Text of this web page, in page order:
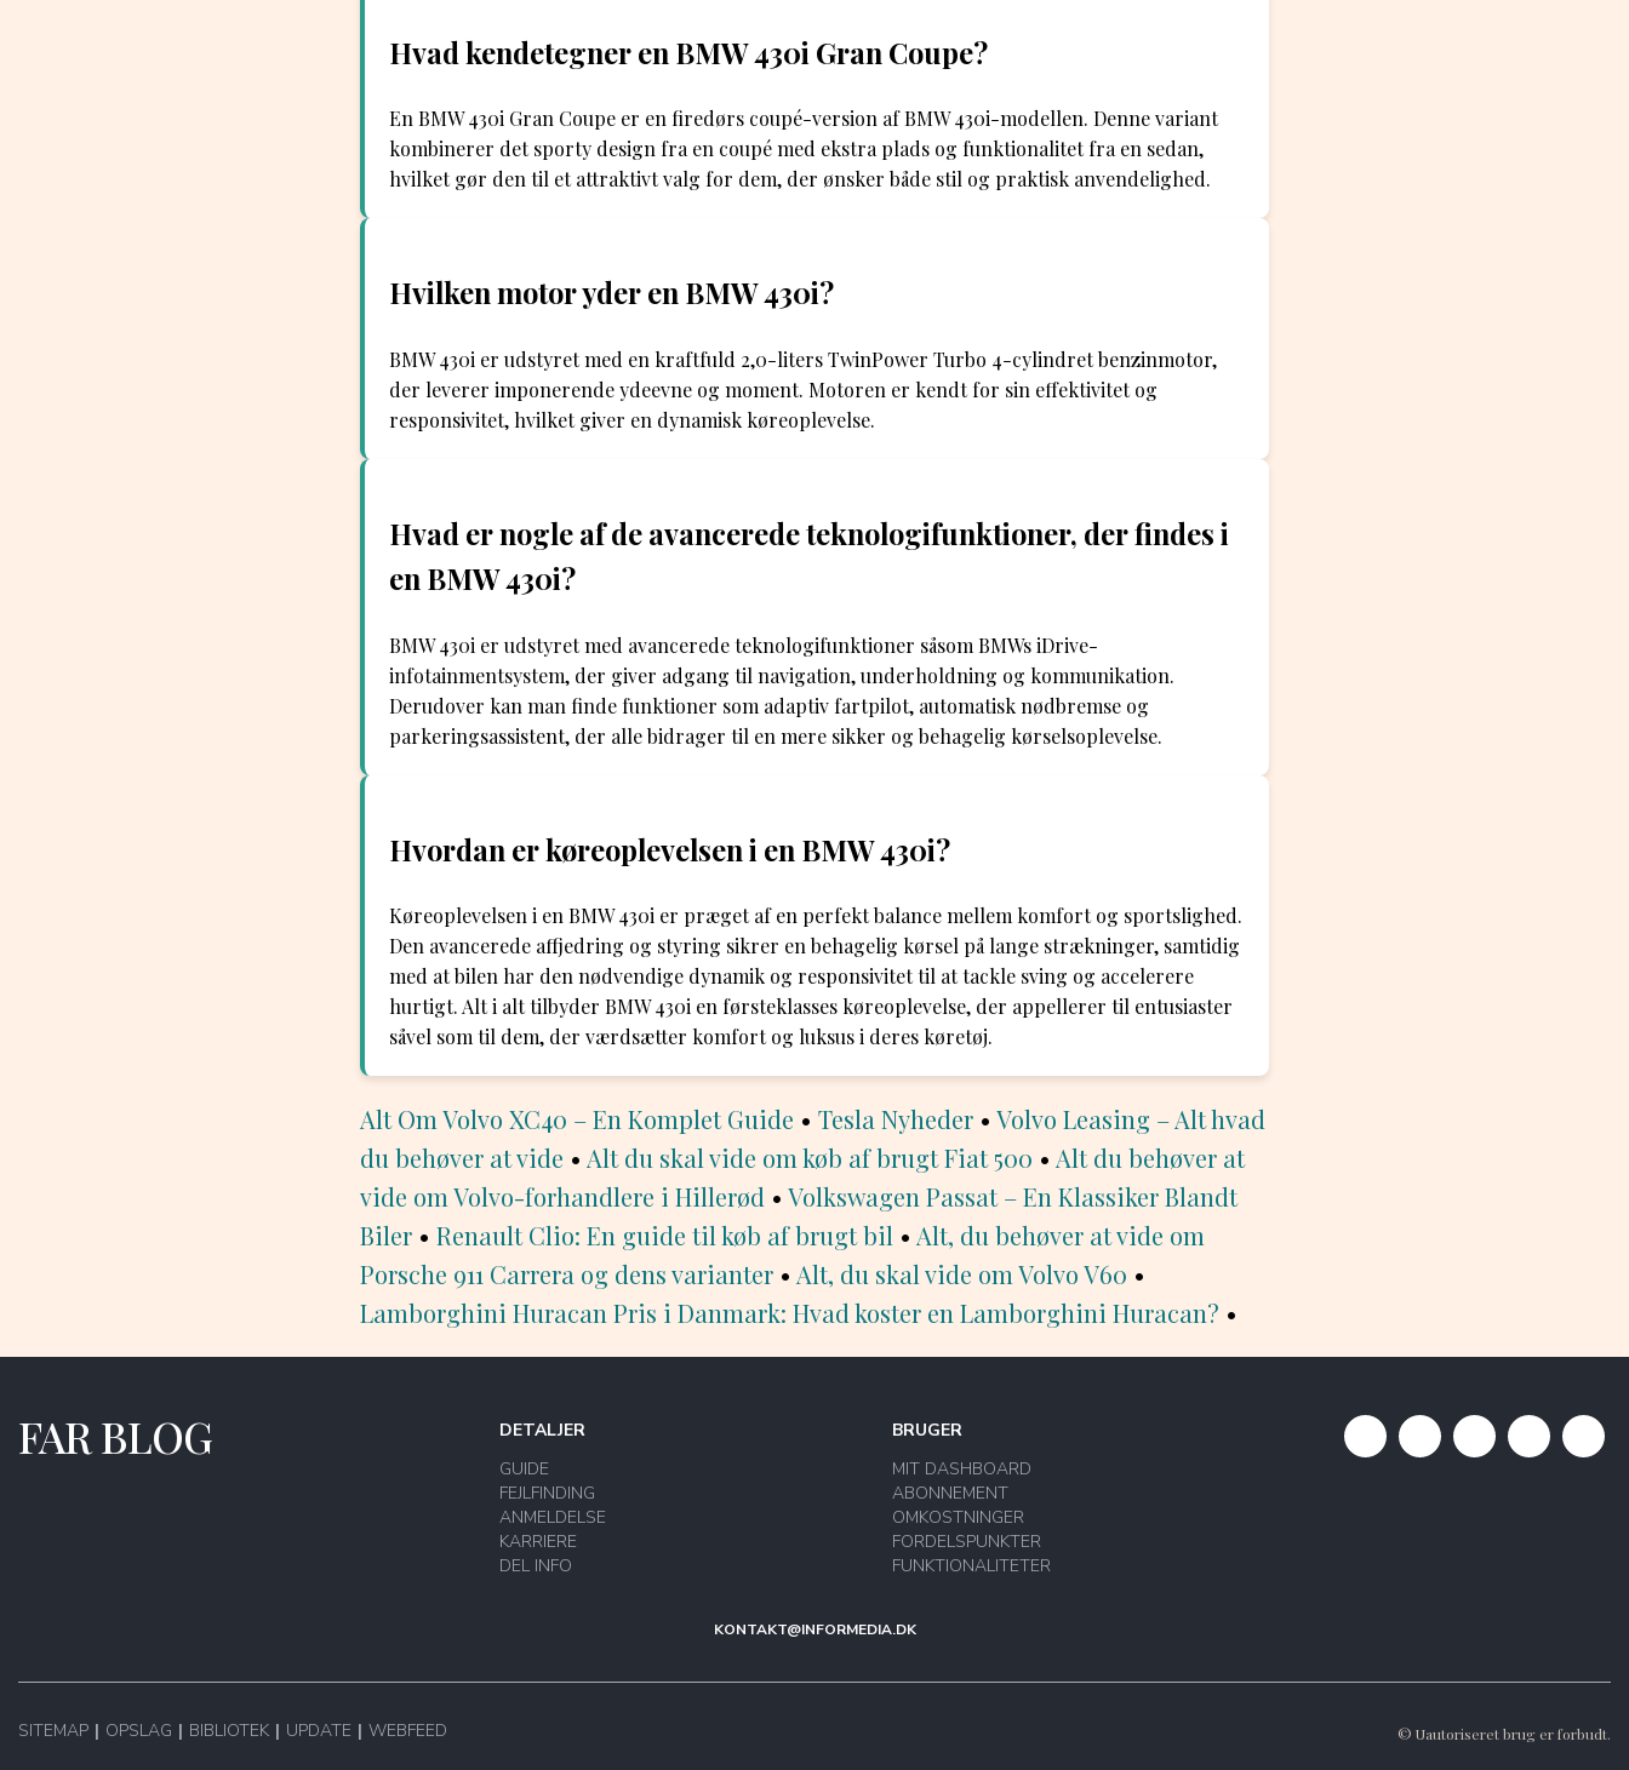
Hvad kendetegner en BMW 430i Gran Coupe?
En BMW 430i Gran Coupe er en firedørs coupé-version af BMW 430i-modellen. Denne variant
kombinerer det sporty design fra en coupé med ekstra plads og funktionalitet fra en sedan,
hvilket gør den til et attraktivt valg for dem, der ønsker både stil og praktisk anvendelighed.
Hvilken motor yder en BMW 430i?
BMW 430i er udstyret med en kraftfuld 2,0-liters TwinPower Turbo 4-cylindret benzinmotor,
der leverer imponerende ydeevne og moment. Motoren er kendt for sin effektivitet og
responsivitet, hvilket giver en dynamisk køreoplevelse.
Hvad er nogle af de avancerede teknologifunktioner, der findes i
en BMW 430i?
BMW 430i er udstyret med avancerede teknologifunktioner såsom BMWs iDrive-
infotainmentsystem, der giver adgang til navigation, underholdning og kommunikation.
Derudover kan man finde funktioner som adaptiv fartpilot, automatisk nødbremse og
parkeringsassistent, der alle bidrager til en mere sikker og behagelig kørselsoplevelse.
Hvordan er køreoplevelsen i en BMW 430i?
Køreoplevelsen i en BMW 430i er præget af en perfekt balance mellem komfort og sportslighed.
Den avancerede affjedring og styring sikrer en behagelig kørsel på lange strækninger, samtidig
med at bilen har den nødvendige dynamik og responsivitet til at tackle sving og accelerere
hurtigt. Alt i alt tilbyder BMW 430i en førsteklasses køreoplevelse, der appellerer til entusiaster
såvel som til dem, der værdsætter komfort og luksus i deres køretøj.
Alt Om Volvo XC40 – En Komplet Guide • Tesla Nyheder • Volvo Leasing – Alt hvad
du behøver at vide • Alt du skal vide om køb af brugt Fiat 500 • Alt du behøver at
vide om Volvo-forhandlere i Hillerød • Volkswagen Passat – En Klassiker Blandt
Biler • Renault Clio: En guide til køb af brugt bil • Alt, du behøver at vide om
Porsche 911 Carrera og dens varianter • Alt, du skal vide om Volvo V60 •
Lamborghini Huracan Pris i Danmark: Hvad koster en Lamborghini Huracan? •
FAR BLOG
© Uautoriseret brug er forbudt.
DETALJER
GUIDE
FEJLFINDING
ANMELDELSE
KARRIERE
DEL INFO
BRUGER
MIT DASHBOARD
ABONNEMENT
OMKOSTNINGER
FORDELSPUNKTER
FUNKTIONALITETER
SITEMAP OPSLAG BIBLIOTEK UPDATE WEBFEED
KONTAKT@INFORMEDIA.DK